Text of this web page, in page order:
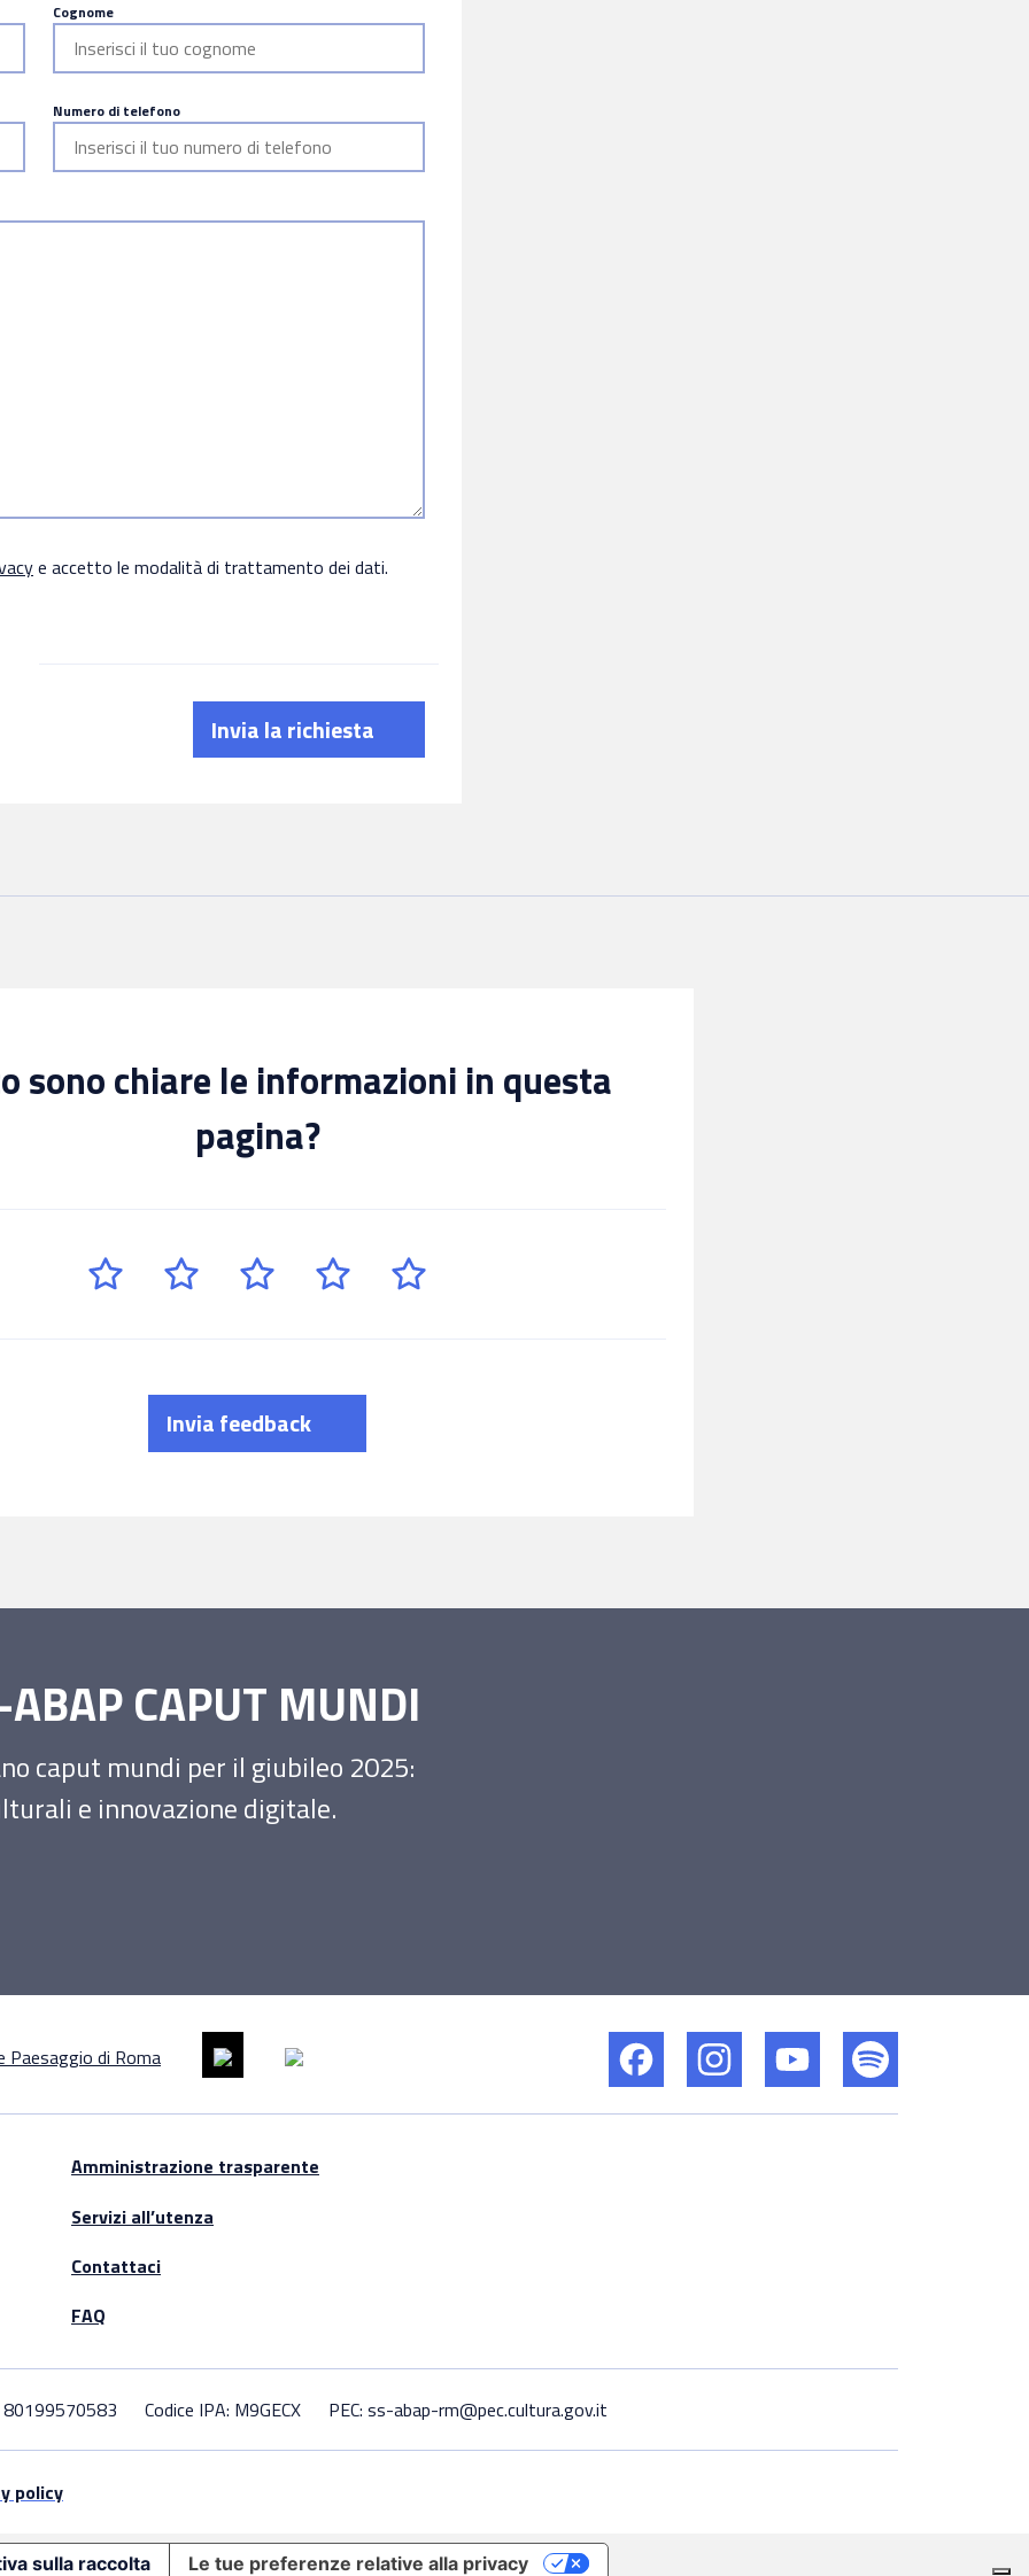
Cognome
Numero di telefono
e accetto le modalità di trattamento dei dati.
Invia la richiesta
sono chiare le informazioni in questa
pagina?
Invia feedback
CAPUT MUNDI
caput mundi per il giubileo 2025:
e innovazione digitale.
Amministrazione trasparente
Servizi all’utenza
Contattaci
FAQ
80199570583 Codice IPA: M9GECX PEC: ss-abap-rm@pec.cultura.gov.it
policy
sulla raccolta Le tue preferenze relative alla privacy